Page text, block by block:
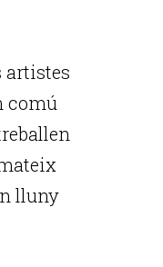
artistes
comú
lluny